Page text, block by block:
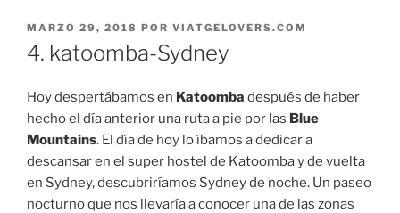
PUBLICADO
EL
MARZO 29, 2018 POR VIATGELOVERS.COM
4. katoomba-Sydney
Hoy despertábamos en Katoomba después de haber
hecho el día anterior una ruta a pie por las Blue
Mountains. El día de hoy lo íbamos a dedicar a
descansar en el super hostel de Katoomba y de vuelta
en Sydney, descubriríamos Sydney de noche. Un paseo
nocturno que nos llevaría a conocer una de las zonas